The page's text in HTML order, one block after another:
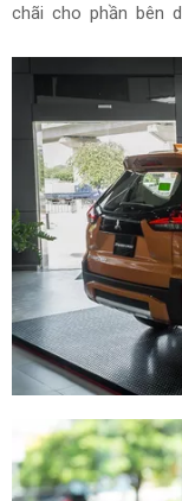
chãi cho phần bên